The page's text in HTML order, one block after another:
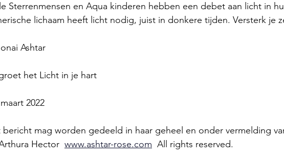
Sterrenmensen en Aqua kinderen hebben een debet aan licht in
lichaam heeft licht nodig, juist in donkere tijden. Versterk je
Ashtar
het Licht in je hart
2022
bericht mag worden gedeeld in haar geheel en onder vermelding
Hector www.ashtar-rose.com
  All rights reserved.